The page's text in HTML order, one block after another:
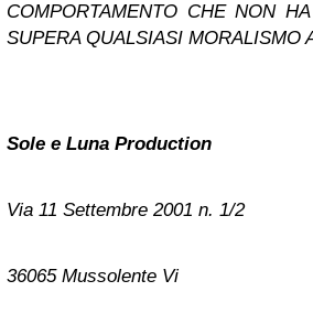
COMPORTAMENTO CHE NON
SUPERA QUALSIASI MORALISMO
Sole e Luna Production
Via 11 Settembre 2001 n. 1/2
36065 Mussolente Vi